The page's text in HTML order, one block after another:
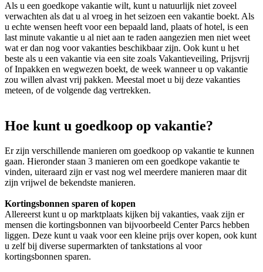
Als u een goedkope vakantie wilt, kunt u natuurlijk niet zoveel
verwachten als dat u al vroeg in het seizoen een vakantie boekt. Als
u echte wensen heeft voor een bepaald land, plaats of hotel, is een
last minute vakantie u al niet aan te raden aangezien men niet weet
wat er dan nog voor vakanties beschikbaar zijn. Ook kunt u het
beste als u een vakantie via een site zoals Vakantieveiling, Prijsvrij
of Inpakken en wegwezen boekt, de week wanneer u op vakantie
zou willen alvast vrij pakken. Meestal moet u bij deze vakanties
meteen, of de volgende dag vertrekken.
Hoe kunt u goedkoop op vakantie?
Er zijn verschillende manieren om goedkoop op vakantie te kunnen
gaan. Hieronder staan 3 manieren om een goedkope vakantie te
vinden, uiteraard zijn er vast nog wel meerdere manieren maar dit
zijn vrijwel de bekendste manieren.
Kortingsbonnen sparen of kopen
Allereerst kunt u op marktplaats kijken bij vakanties, vaak zijn er
mensen die kortingsbonnen van bijvoorbeeld Center Parcs hebben
liggen. Deze kunt u vaak voor een kleine prijs over kopen, ook kunt
u zelf bij diverse supermarkten of tankstations al voor
kortingsbonnen sparen.